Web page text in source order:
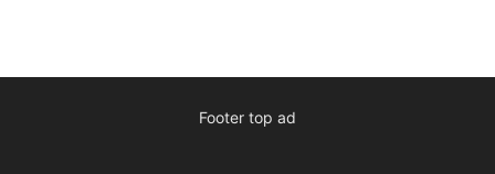
Footer top ad